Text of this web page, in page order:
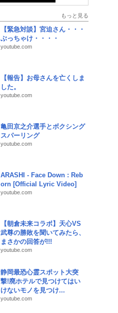
もっと見る
【緊急対談】宮迫さん・・・
ぶっちゃけ・・・・
youtube.com
【報告】お母さんを亡くしま
した。
youtube.com
亀田京之介選手とボクシング
スパーリング
youtube.com
ARASHI - Face Down : Reb
orn [Official Lyric Video]
youtube.com
【朝倉未来コラボ】天心VS
武尊の勝敗を聞いてみたら、
まさかの回答が!!!
youtube.com
静岡最恐心霊スポット大突
撃!廃ホテルで見つけてはい
けないモノを見つけ...
youtube.com